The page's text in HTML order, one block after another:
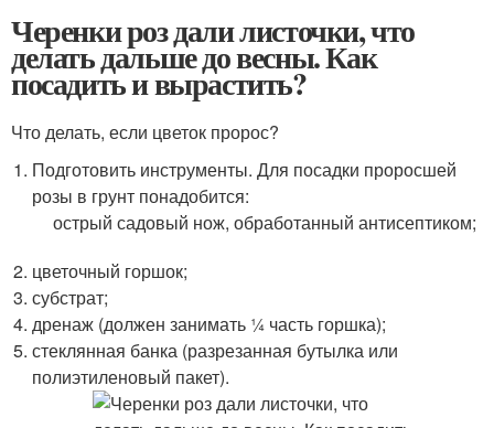
Черенки роз дали листочки, что
делать дальше до весны. Как
посадить и вырастить?
Что делать, если цветок пророс?
Подготовить инструменты. Для посадки проросшей
розы в грунт понадобится:
острый садовый нож, обработанный антисептиком;
цветочный горшок;
субстрат;
дренаж (должен занимать ¼ часть горшка);
стеклянная банка (разрезанная бутылка или
полиэтиленовый пакет).